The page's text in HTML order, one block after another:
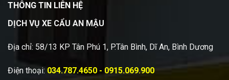
THÔNG TIN LIÊN HỆ
DỊCH VỤ XE CẨU AN MẬU
Địa chỉ: 58/13 KP Tân Phú 1, P.Tân Bình, Dĩ An, Bình Dương
Điện thoại: 034.787.4650 - 0915.069.900